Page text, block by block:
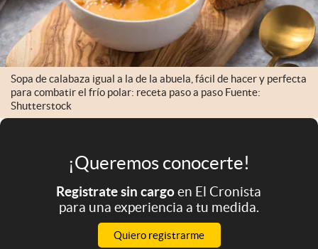
abre en nueva pestaña
Argentina
Sopa de calabaza igual a la de la abuela, fácil de hacer y perfecta
para combatir el frío polar: receta paso a paso Fuente:
Shutterstock
¡Queremos conocerte!
Registrate sin cargoen El Cronista
para una experiencia a tu medida.
Quiero registrarme